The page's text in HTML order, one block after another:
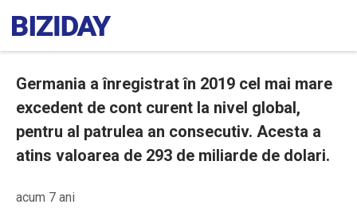
Germania a înregistrat în 2019 cel mai mare
excedent de cont curent la nivel global,
pentru al patrulea an consecutiv. Acesta a
atins valoarea de 293 de miliarde de dolari.
acum 7 ani